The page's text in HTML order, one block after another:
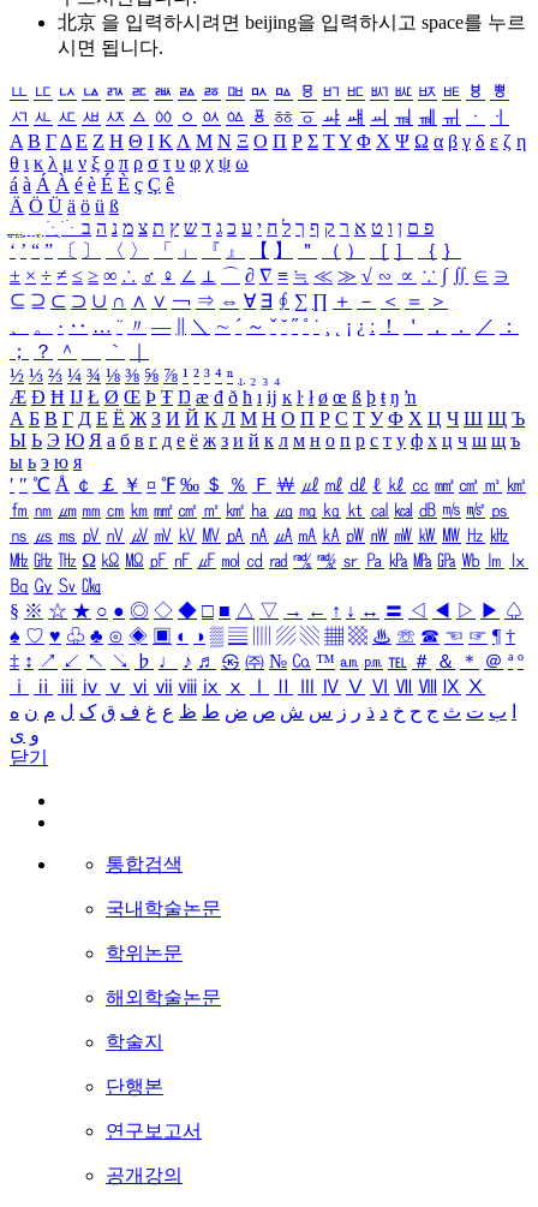
北京 을 입력하시려면 beijing을 입력하시고 space를 누르
시면 됩니다.
ㅥ ㅦ ㅧ ㅨ ㅩ ㅪ ㅫ ㅬ ㅭ ㅮ ㅯ ㅰ ㅱ ㅲ ㅳ ㅴ ㅵ ㅶ ㅷ ㅸ
ㅹ
ㅺ ㅻ ㅼ ㅽ ㅾ ㅿ ㆀ ㆁ ㆂ ㆃ ㆄ ㆅ ㆆ ㆇ ㆈ ㆉ ㆊ ㆋ ㆌ ㆍ
ㆎ
Α Β ΓΔ Ε Ζ Η Θ Ι ΚΛ Μ Ν Ξ Ο Π Ρ Σ ΤΥ Φ Χ Ψ Ω α β γ δ ε ζ η
θ ι κ λ μ ν ξ ο π ρ σ τ υ φ χ ψ ω
á à Á À é è É È ç Ç ê
Ä Ö Ü ä ö ü ß
ִֶֹ ֻּ ׁׂ פ ם ן ו ט א ר ק ף ך ל ח י ע כ ג ד ש ץ ת צ מ נ ה ב
‘ ’ “ ” 〔 〕 〈 〉 「 」 『 』 【 】 ＂ （ ） ［ ］ ｛ ｝
± × ÷ ≠ ≤ ≥ ∞ ∴ ♂ ♀ ∠ ⊥ ⌒ ∂ ∇ ≡ ≒ ≪ ≫ √ ∽ ∝ ∵ ∫ ∬ ∈ ∋
⊆ ⊇ ⊂ ⊃ ∪ ∩ ∧ ∨ ￢ ⇒ ⇔ ∀ ∃ ∮ ∑ ∏ ＋ － ＜ ＝
＞
、
。 · ‥ … ¨ 〃 ― ＼ ∼ ´ ～ ˇ ˘ ˝ ˚ ˙ ¸ ¡ ¿ ː ！ ＇ ， ． ／
：
；
？ ＾ ｀
½ ⅓ ⅔ ¼ ¾ ⅛ ⅜ ⅝ ⅞ ¹ ² ³ ⁴ ⁿ ₁ ₂ ₃ ₄
Æ Ð Ħ Ĳ Ł Ø Œ Þ Ŧ Ŋ æ đ ð ħ ı ĳ ĸ ŀ ł ø œ ß þ ŧ ŋ ŉ
А Б В Г Д Е Ё Ж З И Й К Л М Н О П Р С Т У Ф Х Ц Ч Ш Щ Ъ
Ы Ь Э Ю Я а б в г д е ё ж з и й к л м н о п р с т у ф х ц ч ш щ ъ
ы ь э ю я
′ ″ ℃ Å ￠ ￡ ￥ ¤ ℉ ‰ ＄ ％ Ｆ ￦ ㎕ ㎖ ㎗ ℓ ㎘ ㏄ ㎣ ㎤ ㎥ ㎦
㎙ ㎚ ㎛ ㎜ ㎝ ㎞ ㎟ ㎠ ㎡ ㎢ ㏊ ㎍ ㎎ ㎏ ㏏ ㎈ ㎉ ㏈ ㎧ ㎨ ㎰
㎱ ㎲ ㎳ ㎴ ㎵ ㎶ ㎷ ㎸ ㎹ ㎀ ㎁ ㎂ ㎃ ㎄ ㎺ ㎻ ㎽ ㎾ ㎿ ㎐ ㎑
㎒ ㎓ ㎔ Ω ㏀ ㏁ ㎊ ㎋ ㎌ ㏖ ㏅ ㎭ ㎮ ㎯ ㏛ ㎩ ㎪ ㎫ ㎬ ㏝ ㏐
㏓
㏃ ㏉ ㏜ ㏆
§ ※ ☆ ★ ○ ● ◎ ◇ ◆ □ ■ △ ▽ → ← ↑ ↓ ↔ 〓 ◁ ◀ ▷ ▶ ♤
♠ ♡ ♥ ♧ ♣ ⊙ ◈ ▣ ◐ ◑ ▒ ▤ ▨ ▧ ▦ ▩ ♨ ☏ ☎ ☜ ☞ ¶ †
‡ ↕ ↗ ↙ ↖ ↘ ♭ ♩ ♪ ♬ ㉿ ㈜ № ㏇ ™ ㏂ ㏘ ℡ ＃ ＆ ＊ ＠ ª º
ⅰ
ⅱ ⅲ ⅳ ⅴ ⅵ ⅶ ⅷ ⅸ ⅹ Ⅳ Ⅴ Ⅵ Ⅶ Ⅷ Ⅸ Ⅹ
ب ت ث ج ح خ د ذ ر ز س ش ص ض ط ظ ع غ ف ق ک ل م ن ه
و ی
닫기
통합검색
국내학술논문
학위논문
해외학술논문
학술지
단행본
연구보고서
공개강의